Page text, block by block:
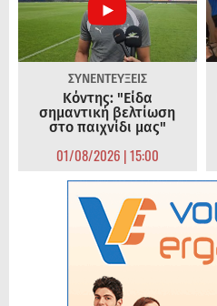
ΣΥΝΕΝΤΕΥΞΕΙΣ
Κόντης: "Είδα
σημαντική βελτίωση
στο παιχνίδι μας"
01/08/2026 | 15:00